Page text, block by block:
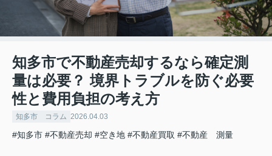
知多市で不動産売却するなら確定測
量は必要？ 境界トラブルを防ぐ必要
性と費用負担の考え方
知多市 コラム 2026.04.03
#知多市 #不動産売却 #空き地 #不動産買取 #不動産 測量